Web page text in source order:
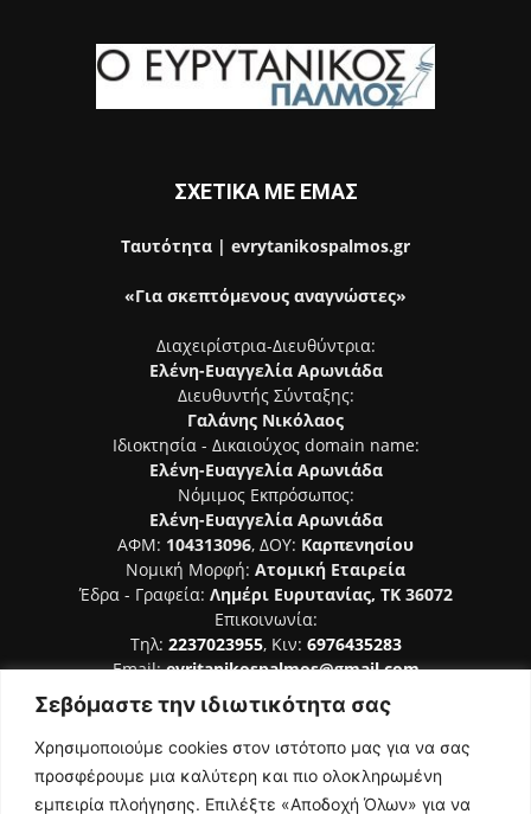
Σεβόμαστε την ιδιωτικότητα σας
Χρησιμοποιούμε cookies στον ιστότοπο μας για να σας
προσφέρουμε μια καλύτερη και πιο ολοκληρωμένη
εμπειρία πλοήγησης. Επιλέξτε «Αποδοχή Όλων» για να
ΣΧΕΤΙΚΑ ΜΕ ΕΜΑΣ
Ταυτότητα | evrytanikospalmos.gr
«Για σκεπτόμενους αναγνώστες»
Διαχειρίστρια-Διευθύντρια:
Ελένη-Ευαγγελία Αρωνιάδα
Διευθυντής Σύνταξης:
Γαλάνης Νικόλαος
Ιδιοκτησία - Δικαιούχος domain name:
Ελένη-Ευαγγελία Αρωνιάδα
Νόμιμος Εκπρόσωπος:
Ελένη-Ευαγγελία Αρωνιάδα
ΑΦΜ: 104313096, ΔΟΥ: Καρπενησίου
Νομική Μορφή: Ατομική Εταιρεία
Έδρα - Γραφεία: Λημέρι Ευρυτανίας, ΤΚ 36072
Επικοινωνία:
Τηλ: 2237023955, Κιν: 6976435283
Email:evritanikospalmos@gmail.com
Αριθμός Πιστοποίησης Μ.Η.Τ. 242044